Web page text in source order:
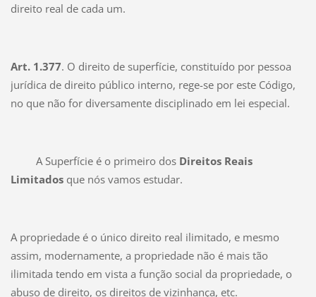
direito real de cada um.
Art. 1.377. O direito de superfície, constituído por pessoa
jurídica de direito público interno, rege-se por este Código,
no que não for diversamente disciplinado em lei especial.
A Superfície é o primeiro dos Direitos Reais
Limitadosque nós vamos estudar.
A propriedade é o único direito real ilimitado, e mesmo
assim, modernamente, a propriedade não é mais tão
ilimitada tendo em vista a função social da propriedade, o
abuso de direito, os direitos de vizinhança, etc.